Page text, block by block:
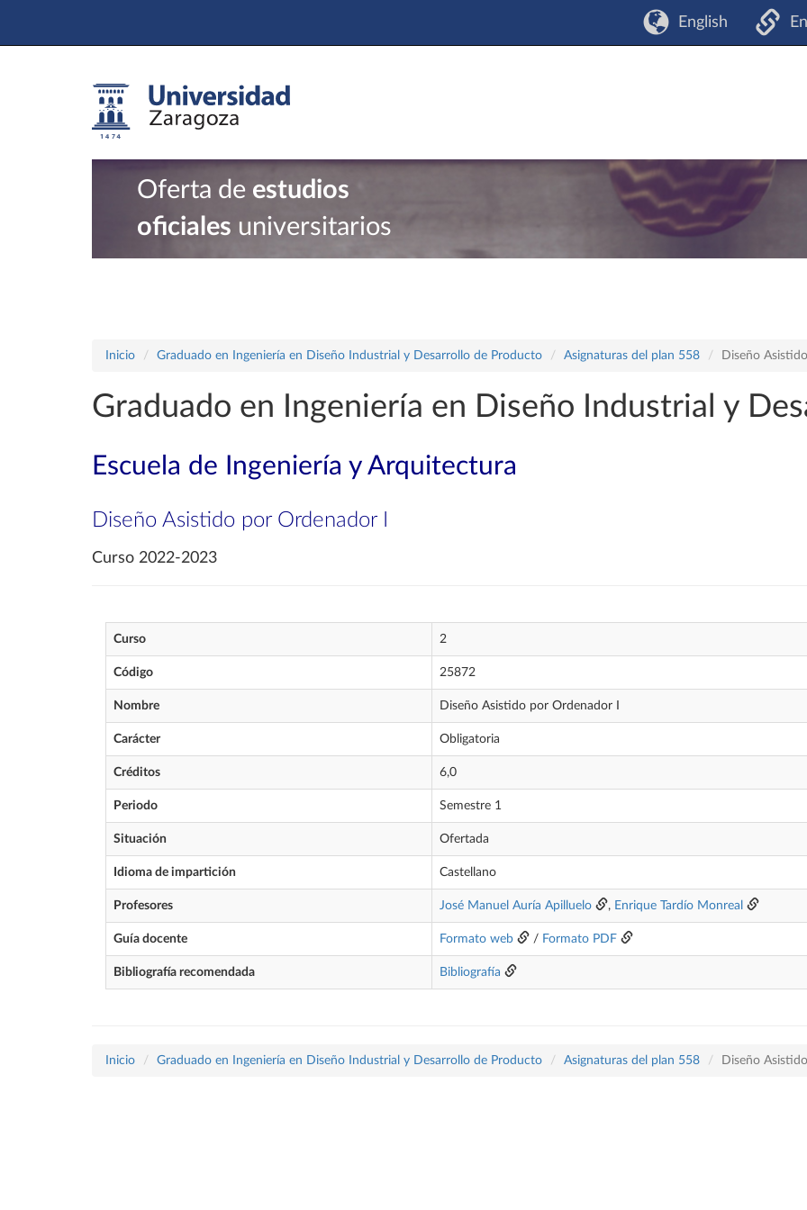
English
Oferta de estudios
oficiales universitarios
Inicio Graduado en Ingeniería en Diseño Industrial y Desarrollo de Producto Asignaturas del plan 558 Diseño
Graduado en Ingeniería en Diseño Industrial y
Escuela de Ingeniería y Arquitectura
Diseño Asistido por Ordenador I
Curso 2022-2023
Curso 2
Código 25872
Nombre Diseño Asistido por Ordenador I
Carácter Obligatoria
Créditos 6,0
Periodo Semestre 1
Situación Ofertada
Idioma de impartición Castellano
Profesores José Manuel Auría Apilluelo , Enrique Tardío Monreal
Guía docente Formato web / Formato PDF
Bibliografía recomendada Bibliografía
Inicio Graduado en Ingeniería en Diseño Industrial y Desarrollo de Producto Asignaturas del plan 558 Diseño